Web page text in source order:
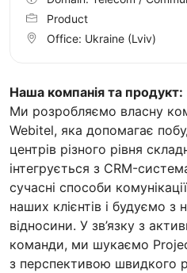
Наша компанія та продукт:
Ми розробляємо власну
Webitel, яка допомагає
центрів різного рівня
інтегрується з CRM-
сучасні способи
наших клієнтів і будуємо з
відносини. У зв’язку з
команди, ми шукаємо
з перспективою швидкого
Product
Office: Ukraine (Lviv)